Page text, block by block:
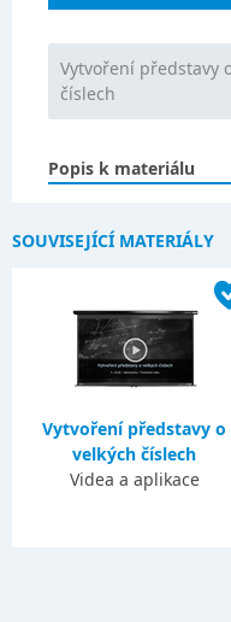
Vytvoření představy
číslech
Popis k materiálu
SOUVISEJÍCÍ MATERIÁLY
Vytvoření představy o
velkých číslech
Videa a aplikace